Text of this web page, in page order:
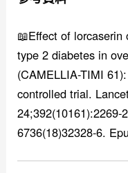
📖Effect of
type 2 diabetes in
(CAMELLIA-TIMI
controlled trial.
6736(18)32328-6.